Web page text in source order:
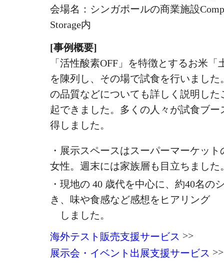
会場名：シンガポールの商業施設
Storage内
[事例概要]
「活性酸素OFF」を特徴とするお米
を陳列し、その場で試食を行いまし
の品質などについても詳しく説明し
起できました。多くの人々が試食ブ
得しました。
・展示スペースはスーパーマーケッ
女性。週末には家族層も目立ちました
・現地の 40 歳代を中心に、約40名
き、味や食感など感想をヒアリング
しました。
海外テスト販売支援サービス >>
展示会・イベント出展支援サービス >>